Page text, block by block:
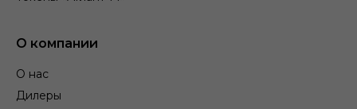
О компании
О нас
Дилеры